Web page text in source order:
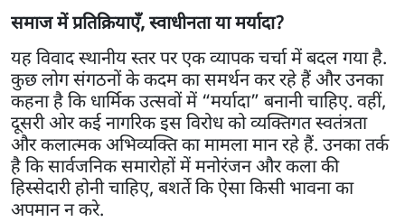
समाज में प्रतिक्रियाएँ, स्वाधीनता या मर्यादा?
यह विवाद स्थानीय स्तर पर एक व्यापक चर्चा में बदल गया है.
कुछ लोग संगठनों के कदम का समर्थन कर रहे हैं और उनका
कहना है कि धार्मिक उत्सवों में “मर्यादा” बनानी चाहिए. वहीं,
दूसरी ओर कई नागरिक इस विरोध को व्यक्तिगत स्वतंत्रता
और कलात्मक अभिव्यक्ति का मामला मान रहे हैं. उनका तर्क
है कि सार्वजनिक समारोहों में मनोरंजन और कला की
हिस्सेदारी होनी चाहिए, बशर्ते कि ऐसा किसी भावना का
अपमान न करे.